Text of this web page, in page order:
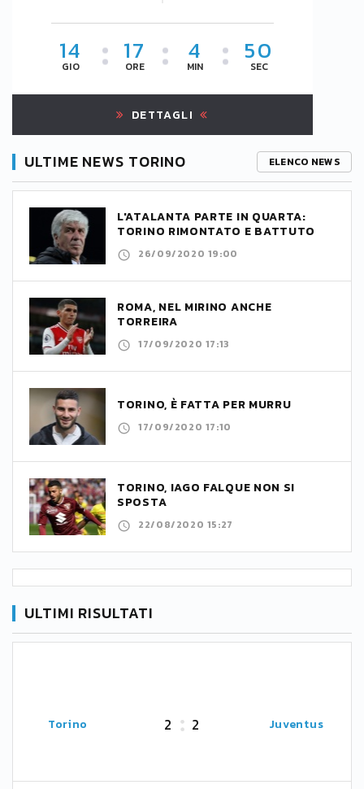
14
GIO 17
ORE 4
MIN 50
SEC
DETTAGLI
ULTIME NEWS TORINO ELENCO NEWS
L'ATALANTA PARTE IN QUARTA:
TORINO RIMONTATO E BATTUTO
26/09/2020 19:00
ROMA, NEL MIRINO ANCHE
TORREIRA
17/09/2020 17:13
TORINO, È FATTA PER MURRU
17/09/2020 17:10
TORINO, IAGO FALQUE NON SI
SPOSTA
22/08/2020 15:27
ULTIMI RISULTATI
Torino 2 2 Juventus